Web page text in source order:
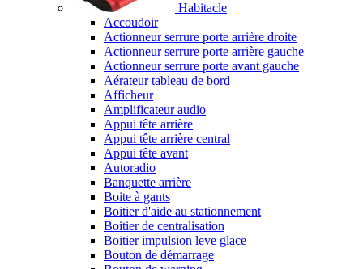
Habitacle
Accoudoir
Actionneur serrure porte arrière droite
Actionneur serrure porte arrière gauche
Actionneur serrure porte avant gauche
Aérateur tableau de bord
Afficheur
Amplificateur audio
Appui tête arrière
Appui tête arrière central
Appui tête avant
Autoradio
Banquette arrière
Boite à gants
Boitier d'aide au stationnement
Boitier de centralisation
Boitier impulsion leve glace
Bouton de démarrage